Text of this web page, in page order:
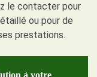
le contacter pour
ou pour de
prestations.